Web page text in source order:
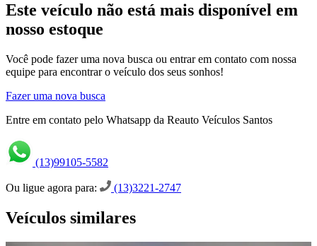
Este veículo não está mais disponível em
nosso estoque
Você pode fazer uma nova busca ou entrar em contato com nossa
equipe para encontrar o veículo dos seus sonhos!
Fazer uma nova busca
Entre em contato pelo Whatsapp da Reauto Veículos Santos
(13)99105-5582
Ou ligue agora para: (13)3221-2747
Veículos similares